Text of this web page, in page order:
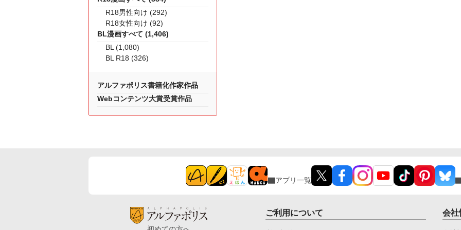
R18男性向け (292)
R18女性向け (92)
BL漫画すべて (1,406)
BL (1,080)
BL R18 (326)
アルファポリス書籍化作家作品
Webコンテンツ大賞受賞作品
アプリ一覧
ご利用について 会社